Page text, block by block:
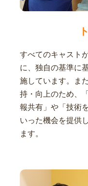
すべてのキャスト
に、独自の基準に
施しています。ま
持・向上のため、
報共有」や「技術
いった機会を提供
ます。